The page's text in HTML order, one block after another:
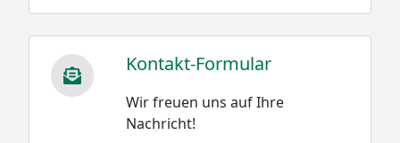
Kontakt-Formular
Wir freuen uns auf Ihre
Nachricht!